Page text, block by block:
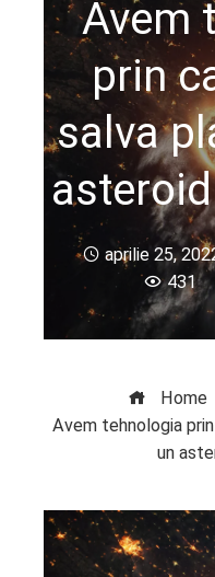
Avem
prin
salva
aprilie 25,
431
Home
Avem tehnologia
un